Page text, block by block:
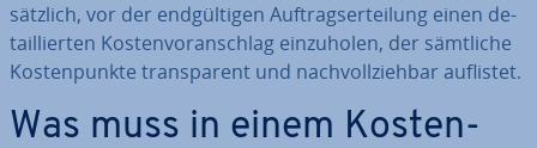
sätz­lich, vor der end­gül­ti­gen Auf­trags­er­tei­lung einen de­
tail­lier­ten Kos­ten­vor­anschlag ein­zu­ho­len, der sämtliche
Kos­ten­punk­te trans­pa­rent und nach­voll­zieh­bar auflistet.
Was muss in einem Kos­ten­